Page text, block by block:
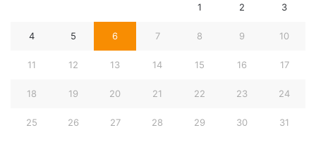
1 2 3
4 5 6 7 8 9 10
11 12 13 14 15 16 17
18 19 20 21 22 23 24
25 26 27 28 29 30 31